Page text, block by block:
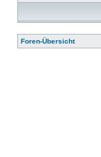
Foren-Übersicht